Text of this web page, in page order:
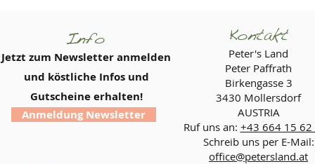
Info
Jetzt zum Newsletter anmelden
und köstliche Infos und
Gutscheine erhalten!
Anmeldung Newsletter
Kontakt
Peter's Land
Peter Paffrath
Birkengasse 3
3430 Mollersdorf
AUSTRIA
Ruf uns an: +43 664 15 62
Schreib uns per E-Mail:
office@petersland.at